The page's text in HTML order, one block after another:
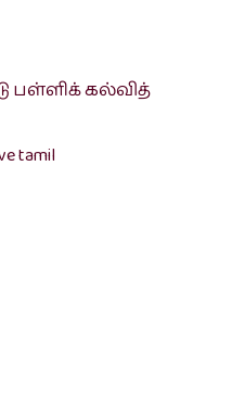
பள்ளிக் கல்வித்
tamil